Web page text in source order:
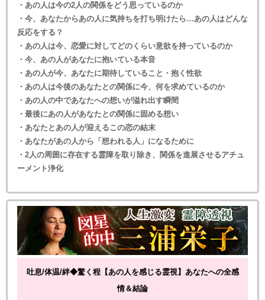
・あの人は今の2人の関係をどう思っているのか
・今、あなたからあの人に気持ちを打ち明けたら…あの人はどんな
反応をする？
・あの人は今、恋愛に対してどのくらい意欲を持っているのか
・今、あの人があなたに抱いている本音
・あの人が今、あなたに期待していること・抱く性欲
・あの人は今後のあなたとの関係に今、何を求めているのか
・あの人の中であなたへの想いが溢れ出す瞬間
・最後にあの人があなたとの関係に固める想い
・あなたとあの人が迎えるこの恋の結末
・あなたがあの人から「想われる人」になるために
・2人の周囲に存在する霊障を取り除き、関係を進展させるアチュ
ーメント浄化
吐息/体温/絆◆驚く程【あの人を感じる霊視】あなたへの全感
情＆結論